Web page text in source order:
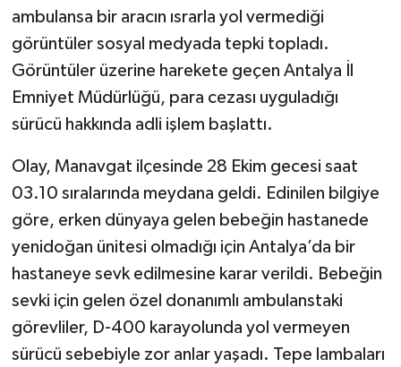
ambulansa bir aracın ısrarla yol vermediği
görüntüler sosyal medyada tepki topladı.
Görüntüler üzerine harekete geçen Antalya İl
Emniyet Müdürlüğü, para cezası uyguladığı
sürücü hakkında adli işlem başlattı.
Olay, Manavgat ilçesinde 28 Ekim gecesi saat
03.10 sıralarında meydana geldi. Edinilen bilgiye
göre, erken dünyaya gelen bebeğin hastanede
yenidoğan ünitesi olmadığı için Antalya’da bir
hastaneye sevk edilmesine karar verildi. Bebeğin
sevki için gelen özel donanımlı ambulanstaki
görevliler, D-400 karayolunda yol vermeyen
sürücü sebebiyle zor anlar yaşadı. Tepe lambaları